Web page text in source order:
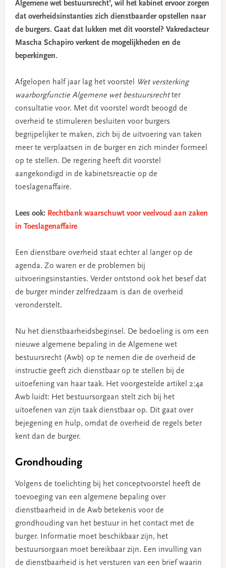
Algemene wet bestuursrecht’, wil het kabinet ervoor zorgen
dat overheidsinstanties zich dienstbaarder opstellen naar
de burgers. Gaat dat lukken met dit voorstel? Vakredacteur
Mascha Schapiro verkent de mogelijkheden en de
beperkingen.
Afgelopen half jaar lag het voorstel
Wet versterking
waarborgfunctie Algemene wet bestuursrechtter
consultatie voor. Met dit voorstel wordt beoogd de
overheid te stimuleren besluiten voor burgers
begrijpelijker te maken, zich bij de uitvoering van taken
meer te verplaatsen in de burger en zich minder formeel
op te stellen. De regering heeft dit voorstel
aangekondigd in de kabinetsreactie op de
toeslagenaffaire.
Lees ook: Rechtbank waarschuwt voor veelvoud aan zaken
in Toeslagenaffaire
Een dienstbare overheid staat echter al langer op de
agenda. Zo waren er de problemen bij
uitvoeringsinstanties. Verder ontstond ook het besef dat
de burger minder zelfredzaam is dan de overheid
veronderstelt.
Nu het dienstbaarheidsbeginsel. De bedoeling is om een
nieuwe algemene bepaling in de Algemene wet
bestuursrecht (Awb) op te nemen die de overheid de
instructie geeft zich dienstbaar op te stellen bij de
uitoefening van haar taak. Het voorgestelde artikel 2:4a
Awb luidt: Het bestuursorgaan stelt zich bij het
uitoefenen van zijn taak dienstbaar op. Dit gaat over
bejegening en hulp, omdat de overheid de regels beter
kent dan de burger.
Grondhouding
Volgens de toelichting bij het conceptvoorstel heeft de
toevoeging van een algemene bepaling over
dienstbaarheid in de Awb betekenis voor de
grondhouding van het bestuur in het contact met de
burger. Informatie moet beschikbaar zijn, het
bestuursorgaan moet bereikbaar zijn. Een invulling van
de dienstbaarheid is het versturen van een brief waarin